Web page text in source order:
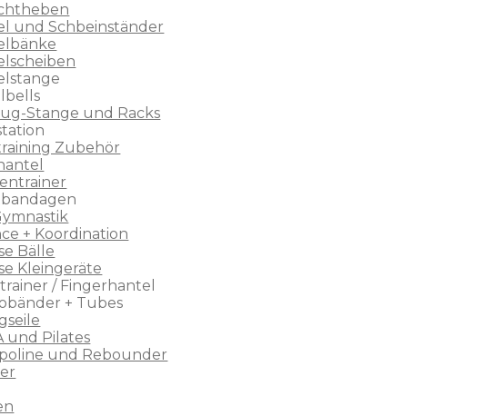
und Schbeinständer
Stange und Racks
Zubehör
+ Koordination
Bälle
Kleingeräte
/ Fingerhantel
+ Tubes
und Pilates
und Rebounder